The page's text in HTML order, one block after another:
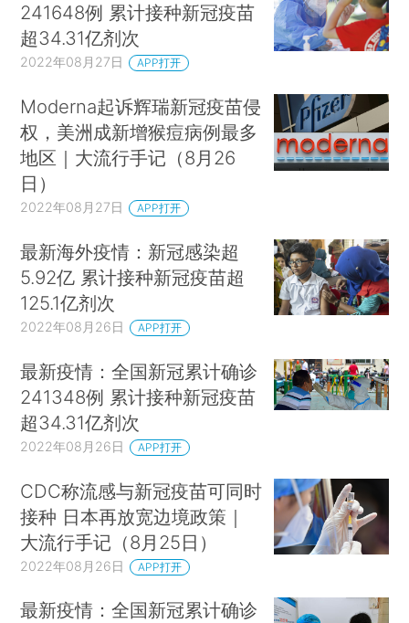
241648例 累计接种新冠疫苗
超34.31亿剂次
2022年08月27日 APP打开
Moderna起诉辉瑞新冠疫苗侵
权，美洲成新增猴痘病例最多
地区｜大流行手记（8月26
日）
2022年08月27日 APP打开
最新海外疫情：新冠感染超
5.92亿 累计接种新冠疫苗超
125.1亿剂次
2022年08月26日 APP打开
最新疫情：全国新冠累计确诊
241348例 累计接种新冠疫苗
超34.31亿剂次
2022年08月26日 APP打开
CDC称流感与新冠疫苗可同时
接种 日本再放宽边境政策｜
大流行手记（8月25日）
2022年08月26日 APP打开
最新疫情：全国新冠累计确诊